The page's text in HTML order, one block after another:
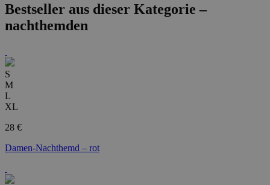
Bestseller aus dieser Kategorie –
nachthemden
S
M
L
XL
28 €
Damen-Nachthemd – rot